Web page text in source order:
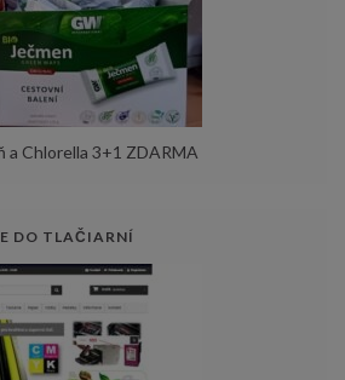
a Chlorella 3+1 ZDARMA
DO TLAČIARNÍ